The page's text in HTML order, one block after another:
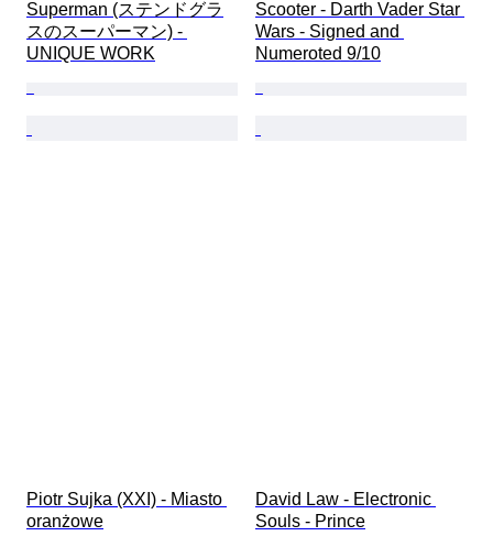
Superman (ステンドグラ
スのスーパーマン) -
UNIQUE WORK
Scooter - Darth Vader Star
Wars - Signed and
Numeroted 9/10
Piotr Sujka (XXI) - Miasto
oranżowe
David Law - Electronic
Souls - Prince